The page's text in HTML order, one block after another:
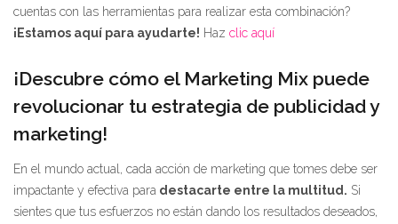
cuentas con las herramientas para realizar esta combinación?
¡Estamos aquí para ayudarte! Haz clic aquí
¡Descubre cómo el Marketing Mix puede
revolucionar tu estrategia de publicidad y
marketing!
En el mundo actual, cada acción de marketing que tomes debe ser
impactante y efectiva para destacarte entre la multitud. Si
sientes que tus esfuerzos no están dando los resultados deseados,